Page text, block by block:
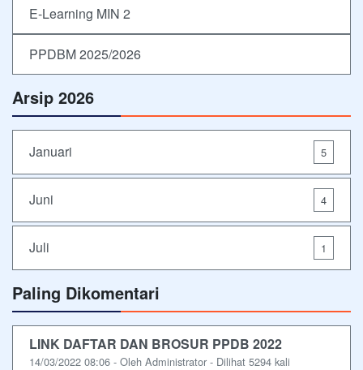
E-Learning MIN 2
PPDBM 2025/2026
Arsip 2026
Januari 5
Juni 4
Juli 1
Paling Dikomentari
LINK DAFTAR DAN BROSUR PPDB 2022
14/03/2022 08:06 - Oleh Administrator - Dilihat 5294 kali